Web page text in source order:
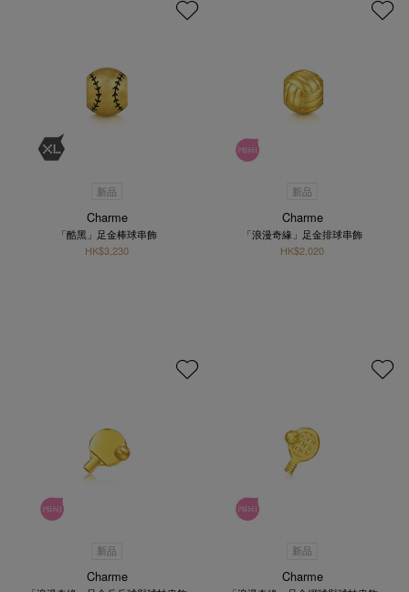
新品
Charme
「酷黑」足金棒球串飾
HK$3,230
新品
Charme
「浪漫奇緣」足金排球串飾
HK$2,020
新品
Charme
新品
Charme